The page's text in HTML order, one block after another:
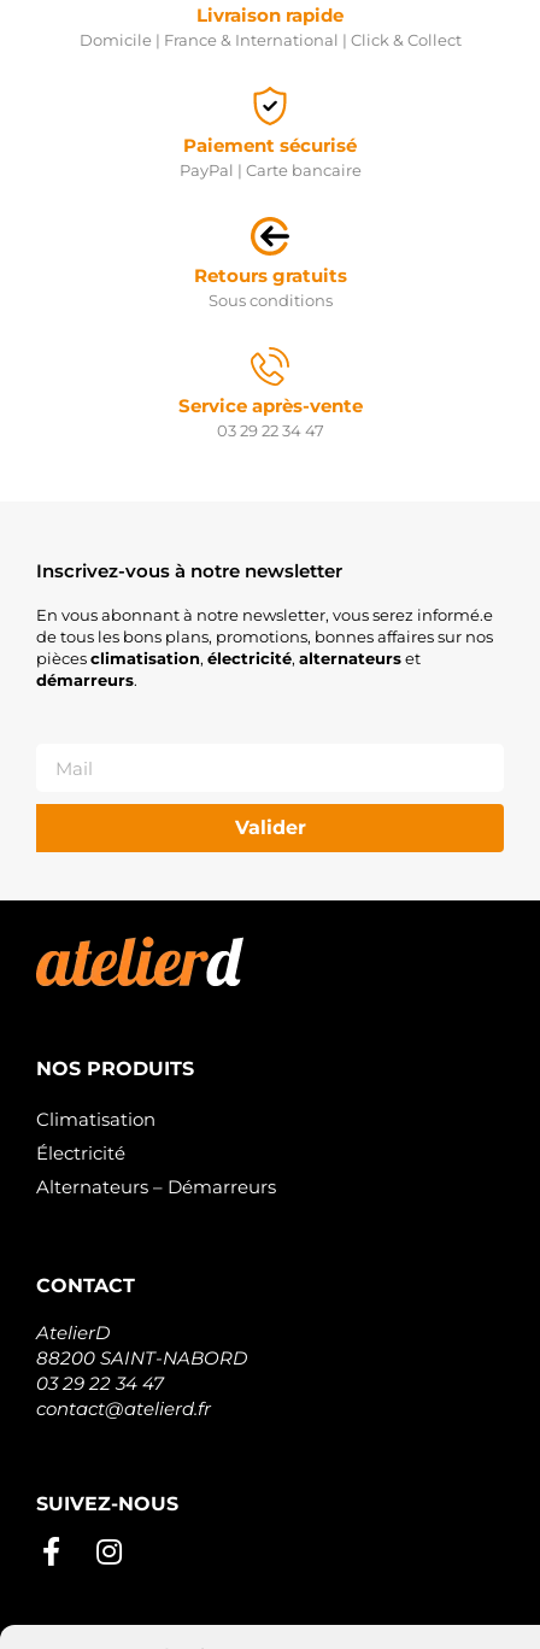
Livraison rapide
Domicile | France & International | Click & Collect
Paiement sécurisé
PayPal | Carte bancaire
Retours gratuits
Sous conditions
Service après-vente
03 29 22 34 47
Inscrivez-vous à notre newsletter
En vous abonnant à notre newsletter, vous serez informé.e
de tous les bons plans, promotions, bonnes affaires sur nos
piècesclimatisation, électricité, alternateurset
démarreurs.
Valider
NOS PRODUITS
Climatisation
Électricité
Alternateurs – Démarreurs
CONTACT
AtelierD
88200 SAINT-NABORD
03 29 22 34 47
contact@atelierd.fr
SUIVEZ-NOUS